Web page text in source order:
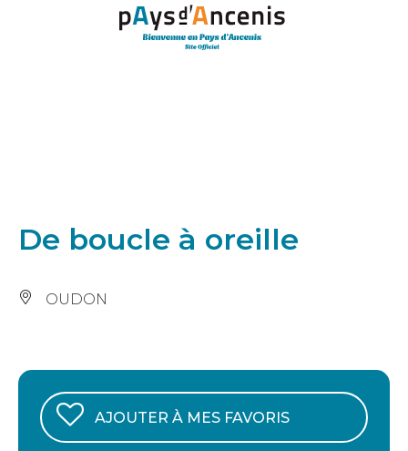
Panneau de gestion des cookies
De boucle à oreille
OUDON
AJOUTER À MES FAVORIS